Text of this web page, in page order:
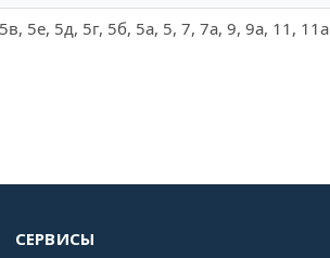
5е, 5д, 5г, 5б, 5а, 5, 7, 7а, 9, 9а, 11, 11а
СЕРВИСЫ